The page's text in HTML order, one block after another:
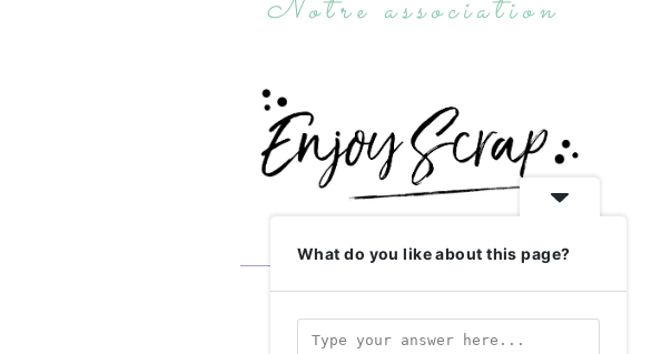
Notre association
Abonnez-vous
What do you like about this page?